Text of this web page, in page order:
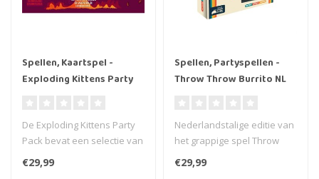
Spellen, Kaartspel -
Exploding Kittens Party
De Exploding Kittens Party
Pack bevat een selectie van
(vernieuwde) kaarten uit ..
€29,99
Spellen, Partyspellen -
Throw Throw Burrito NL
Nederlandstalige editie van
het grappige spel Throw
Throw Burrito - van de
maker..
€29,99